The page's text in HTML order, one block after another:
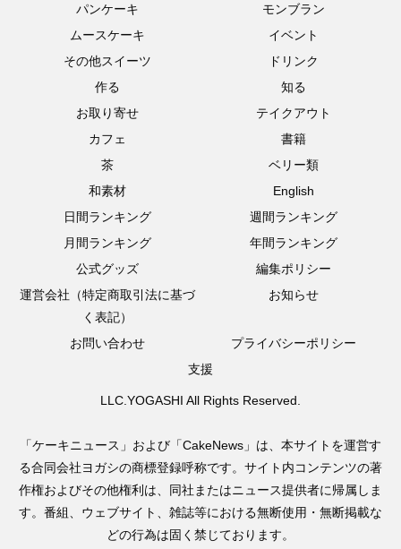
パンケーキ
モンブラン
ムースケーキ
イベント
その他スイーツ
ドリンク
作る
知る
お取り寄せ
テイクアウト
カフェ
書籍
茶
ベリー類
和素材
English
日間ランキング
週間ランキング
月間ランキング
年間ランキング
公式グッズ
編集ポリシー
運営会社（特定商取引法に基づ
く表記）
お知らせ
お問い合わせ
プライバシーポリシー
支援
LLC.YOGASHI All Rights Reserved.
「ケーキニュース」および「CakeNews」は、本サイトを運営す
る合同会社ヨガシの商標登録呼称です。サイト内コンテンツの著
作権およびその他権利は、同社またはニュース提供者に帰属しま
す。番組、ウェブサイト、雑誌等における無断使用・無断掲載な
どの行為は固く禁じております。